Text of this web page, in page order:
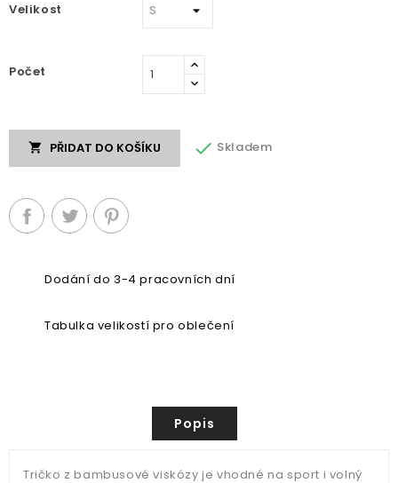
Velikost
Počet
 PŘIDAT DO KOŠÍKU  Skladem
Dodání do 3-4 pracovních dní
Tabulka velikostí pro oblečení
Popis
Tričko z bambusové viskózy je vhodné na sport i volný